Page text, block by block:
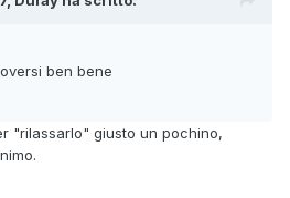
ben bene
"rilassarlo" giusto un pochino,